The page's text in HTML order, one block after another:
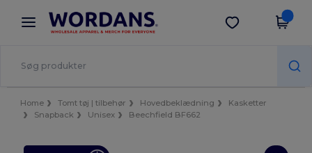
× Wordans-app
Bedre priser i appen!
Hent app
Home Tomt tøj | tilbehør Hovedbeklædning
Kasketter
Snapback
Unisex Beechfield BF662